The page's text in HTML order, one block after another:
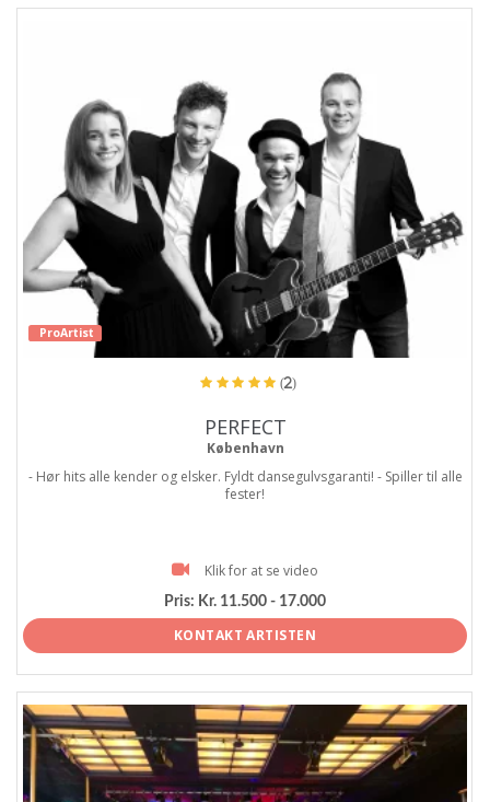
ProArtist
(2)
PERFECT
København
- Hør hits alle kender og elsker. Fyldt dansegulvsgaranti! - Spiller til alle
fester!
Klik for at se video
Pris: Kr. 11.500 - 17.000
KONTAKT ARTISTEN